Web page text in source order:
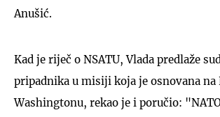
Anušić.
Kad je riječ o NSATU, Vlada predlaže
pripadnika u misiji koja je osnovana na
Washingtonu, rekao je i poručio: